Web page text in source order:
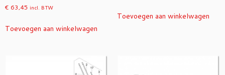
€ 63,45 incl. BTW
Toevoegen aan winkelwagen
Toevoegen aan winkelwagen